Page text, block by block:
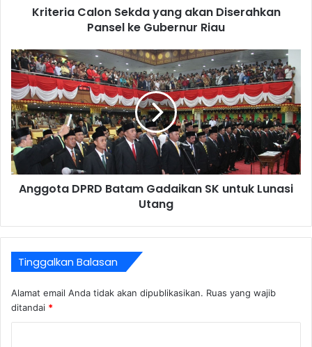
Kriteria Calon Sekda yang akan Diserahkan
Pansel ke Gubernur Riau
Anggota DPRD Batam Gadaikan SK untuk Lunasi
Utang
Tinggalkan Balasan
Alamat email Anda tidak akan dipublikasikan. Ruas yang wajib
ditandai *